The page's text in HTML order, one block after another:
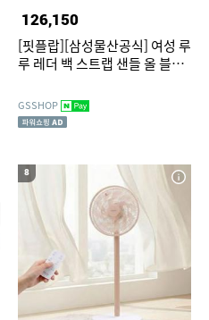
126,150
[핏플랍][삼성물산공식] 여성 루
루 레더 백 스트랩 샌들 올 블랙
GSSHOP
8